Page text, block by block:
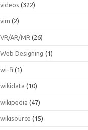
videos (322)
vim (2)
VR/AR/MR (26)
Web Designing (1)
wi-fi (1)
wikidata (10)
wikipedia (47)
wikisource (15)